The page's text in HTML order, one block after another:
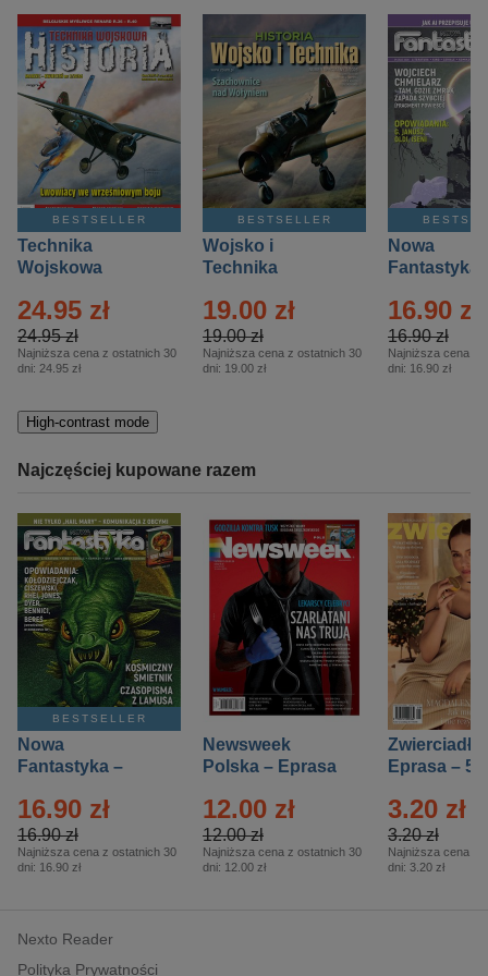
BESTSELLER
Technika
Wojskowa
– 2/2026
24.95 zł
24.95 zł
Najniższa cena z ostatnich 30
dni: 24.95 zł
BESTSELLER
Wojsko i
Technika
Specjalne –
Eprasa – 2/2026
19.00 zł
19.00 zł
Najniższa cena z ostatnich 30
dni: 19.00 zł
Nowa
Fantastyka
16.90 zł
16.90 zł
Najniższa cena z
dni: 16.90 zł
High-contrast mode
Najczęściej kupowane razem
BESTSELLER
Nowa
Fantastyka –
16.90 zł
16.90 zł
Najniższa cena z ostatnich 30
dni: 16.90 zł
Newsweek
Polska – Eprasa
12.00 zł
12.00 zł
Najniższa cena z ostatnich 30
dni: 12.00 zł
Zwierciadło
Eprasa – 5/
3.20 zł
3.20 zł
Najniższa cena z
dni: 3.20 zł
Nexto Reader
Polityka Prywatności